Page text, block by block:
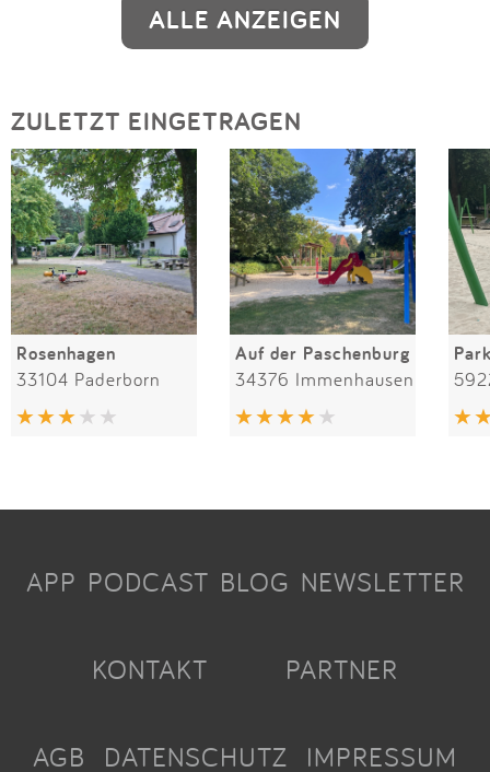
ALLE ANZEIGEN
ZULETZT EINGETRAGEN
Rosenhagen
33104 Paderborn
Auf der Paschenburg
34376 Immenhausen
APP PODCAST BLOG NEWSLETTER
KONTAKT PARTNER
AGB DATENSCHUTZ IMPRESSUM